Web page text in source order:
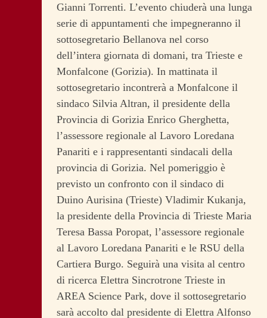
Gianni Torrenti. L’evento chiuderà una lunga
serie di appuntamenti che impegneranno il
sottosegretario Bellanova nel corso
dell’intera giornata di domani, tra Trieste e
Monfalcone (Gorizia). In mattinata il
sottosegretario incontrerà a Monfalcone il
sindaco Silvia Altran, il presidente della
Provincia di Gorizia Enrico Gherghetta,
l’assessore regionale al Lavoro Loredana
Panariti e i rappresentanti sindacali della
provincia di Gorizia. Nel pomeriggio è
previsto un confronto con il sindaco di
Duino Aurisina (Trieste) Vladimir Kukanja,
la presidente della Provincia di Trieste Maria
Teresa Bassa Poropat, l’assessore regionale
al Lavoro Loredana Panariti e le RSU della
Cartiera Burgo. Seguirà una visita al centro
di ricerca Elettra Sincrotrone Trieste in
AREA Science Park, dove il sottosegretario
sarà accolto dal presidente di Elettra Alfonso